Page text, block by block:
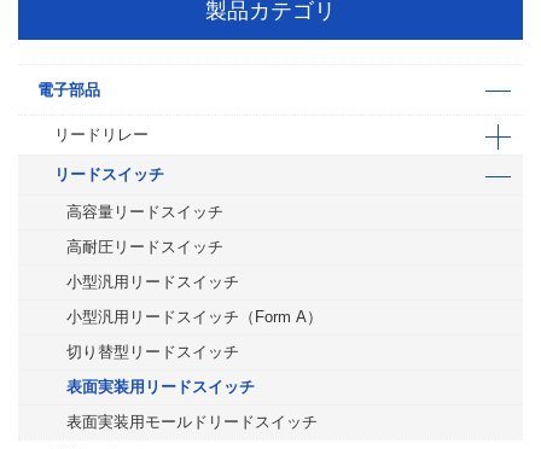
製品カテゴリ
電子部品
リードリレー
リードスイッチ
高容量リードスイッチ
高耐圧リードスイッチ
小型汎用リードスイッチ
小型汎用リードスイッチ（Form A）
切り替型リードスイッチ
表面実装用リードスイッチ
表面実装用モールドリードスイッチ